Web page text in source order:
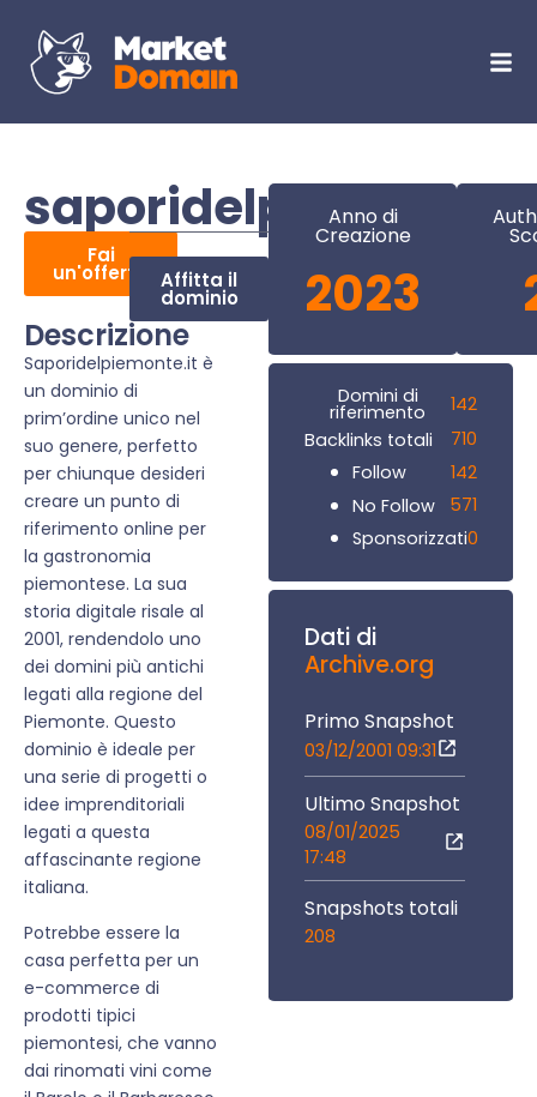
Fai
un'offerta Affitta il
dominio
Descrizione
Saporidelpiemonte.it è
un dominio di
prim’ordine unico nel
suo genere, perfetto
per chiunque desideri
creare un punto di
riferimento online per
la gastronomia
piemontese. La sua
storia digitale risale al
2001, rendendolo uno
dei domini più antichi
legati alla regione del
Piemonte. Questo
dominio è ideale per
una serie di progetti o
idee imprenditoriali
legati a questa
affascinante regione
italiana.
Potrebbe essere la
casa perfetta per un
e-commerce di
prodotti tipici
piemontesi, che vanno
dai rinomati vini come
Anno di
Creazione
2023
Domini di
riferimento
142
Backlinks totali
710
Follow
142
No Follow
571
Sponsorizzati0
Dati di
Archive.org
Primo Snapshot
03/12/2001 09:31
Ultimo Snapshot
08/01/2025
17:48
Snapshots totali
208